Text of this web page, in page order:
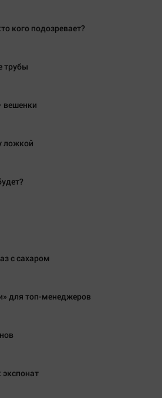
кого подозревает?
трубы
вешенки
ложкой
с сахаром
для топ-менеджеров
экспонат